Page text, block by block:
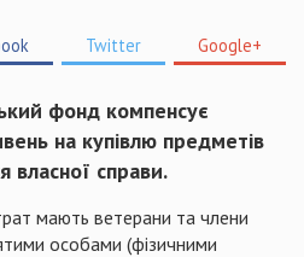
Twitter Google+
фонд компенсує
на купівлю предметів
власної справи.
мають ветерани та члени
особами (фізичними